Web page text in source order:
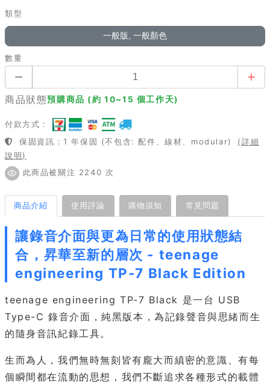
類型
一般版, 一般顏色
數量
商品狀態預購商品 (約 10~15 個工作天)
付款方式：
保固資訊：1 年保固 (不包含: 配件、線材、modular)
(詳細
說明)
此商品被關注 2240 次
商品介紹 使用評論 購物須知 常見問題
讓錄音介面與更為日常的使用狀態結
合，昇華至新的層次 - teenage
engineering TP-7 Black Edition
teenage engineering TP-7 Black 是一台 USB
Type-C 錄音介面，純黑版本，為記錄聲音與思緒而生
的隨身音訊紀錄工具。
生而為人，我們無時無刻皆有龐大而縝密的意識、有每
個瞬間都在流動的思想，我們不斷追求各種形式的載體